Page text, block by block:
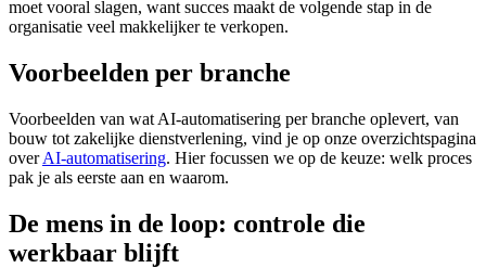
moet vooral slagen, want succes maakt de volgende stap in de
organisatie veel makkelijker te verkopen.
Voorbeelden per branche
Voorbeelden van wat AI-automatisering per branche oplevert, van
bouw tot zakelijke dienstverlening, vind je op onze overzichtspagina
overAI-automatisering. Hier focussen we op de keuze: welk proces
pak je als eerste aan en waarom.
De mens in de loop: controle die
werkbaar blijft